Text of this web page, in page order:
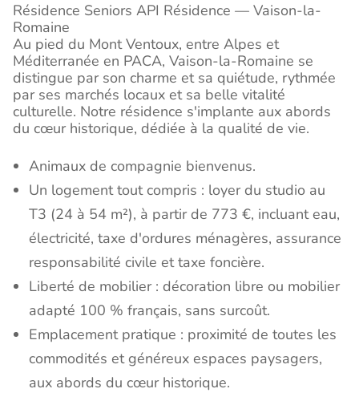
Résidence Seniors API Résidence — Vaison-la-
Romaine
Au pied du Mont Ventoux, entre Alpes et
Méditerranée en PACA, Vaison-la-Romaine se
distingue par son charme et sa quiétude, rythmée
par ses marchés locaux et sa belle vitalité
culturelle. Notre résidence s'implante aux abords
du cœur historique, dédiée à la qualité de vie.
Animaux de compagnie bienvenus.
Un logement tout compris : loyer du studio au
T3 (24 à 54 m²), à partir de 773 €, incluant eau,
électricité, taxe d'ordures ménagères, assurance
responsabilité civile et taxe foncière.
Liberté de mobilier : décoration libre ou mobilier
adapté 100 % français, sans surcoût.
Emplacement pratique : proximité de toutes les
commodités et généreux espaces paysagers,
aux abords du cœur historique.